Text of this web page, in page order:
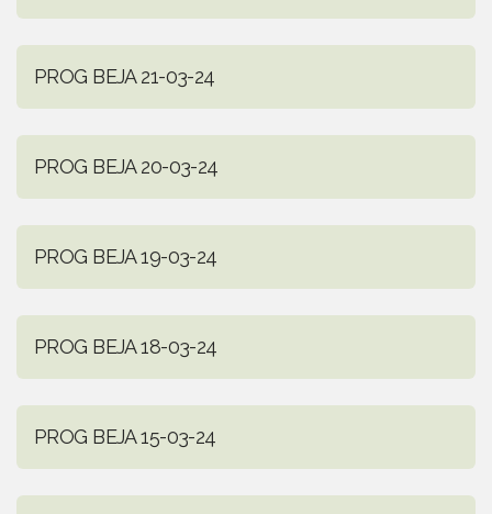
PROG BEJA 21-03-24
PROG BEJA 20-03-24
PROG BEJA 19-03-24
PROG BEJA 18-03-24
PROG BEJA 15-03-24